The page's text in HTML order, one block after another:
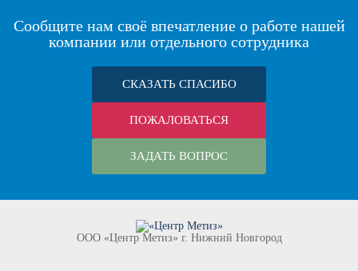
Сообщите нам своё впечатление о работе нашей
компании или отдельного сотрудника
СКАЗАТЬ СПАСИБО
ПОЖАЛОВАТЬСЯ
ЗАДАТЬ ВОПРОС
ООО «Центр Метиз» г. Нижний Новгород